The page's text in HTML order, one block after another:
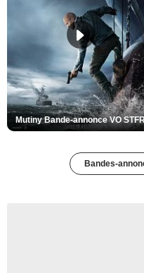
Mutiny Bande-annonce VO
Bandes-